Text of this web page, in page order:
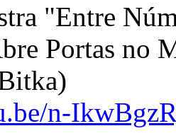
"Entre
Portas no
n-